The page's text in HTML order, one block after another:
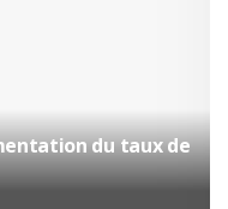
du taux de